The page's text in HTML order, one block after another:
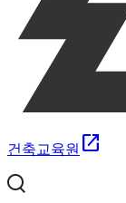
건축교육원 open_in_new